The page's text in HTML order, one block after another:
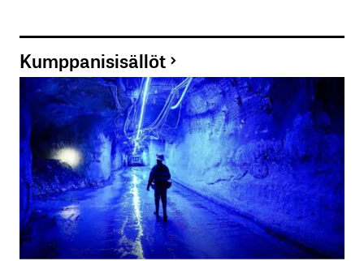
Kumppanisisällöt